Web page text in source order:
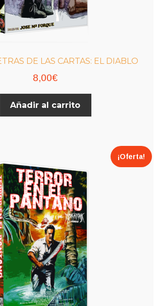
DE LAS CARTAS: EL DIABLO
8,00€
Añadir al carrito
¡Oferta!